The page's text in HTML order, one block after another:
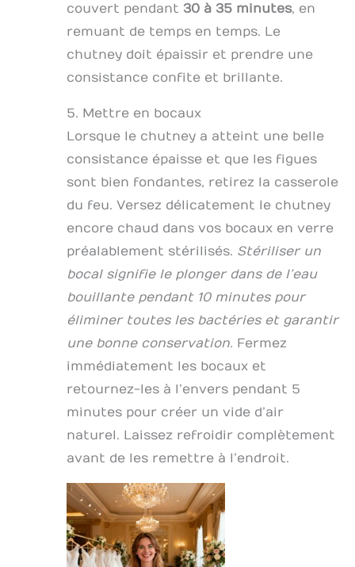
couvert pendant 30 à 35 minutes, en
remuant de temps en temps. Le
chutney doit épaissir et prendre une
consistance confite et brillante.
5. Mettre en bocaux
Lorsque le chutney a atteint une belle
consistance épaisse et que les figues
sont bien fondantes, retirez la casserole
du feu. Versez délicatement le chutney
encore chaud dans vos bocaux en verre
préalablement stérilisés. Stériliser un
bocal signifie le plonger dans de l’eau
bouillante pendant 10 minutes pour
éliminer toutes les bactéries et garantir
une bonne conservation. Fermez
immédiatement les bocaux et
retournez-les à l’envers pendant 5
minutes pour créer un vide d’air
naturel. Laissez refroidir complètement
avant de les remettre à l’endroit.